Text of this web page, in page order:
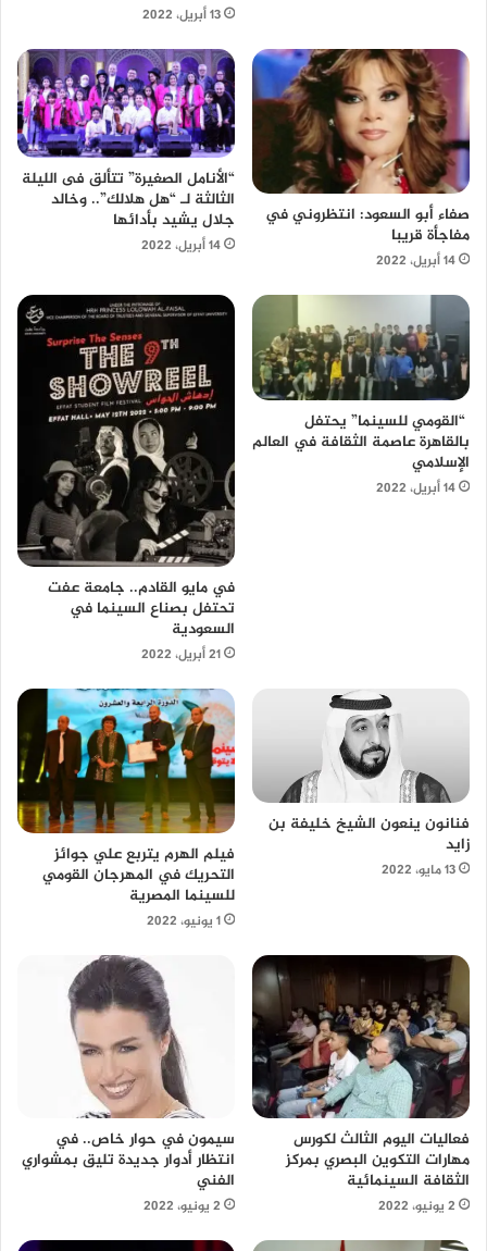
13 أبريل، 2022
صفاء أبو السعود: انتظروني في
مفاجأة قريبا
14 أبريل، 2022
“الأنامل الصغيرة” تتألق فى الليلة
الثالثة لـ “هل هلالك”.. وخالد
جلال يشيد بأدائها
14 أبريل، 2022
“القومي للسينما” يحتفل
بالقاهرة عاصمة الثقافة في العالم
الإسلامي
14 أبريل، 2022
في مايو القادم.. جامعة عفت
تحتفل بصناع السينما في
السعودية
21 أبريل، 2022
فنانون ينعون الشيخ خليفة بن
زايد
13 مايو، 2022
فيلم الهرم يتربع علي جوائز
التحريك في المهرجان القومي
للسينما المصرية
1 يونيو، 2022
فعاليات اليوم الثالث لكورس
مهارات التكوين البصري بمركز
الثقافة السينمائية
2 يونيو، 2022
سيمون في حوار خاص.. في
انتظار أدوار جديدة تليق بمشواري
الفني
2 يونيو، 2022